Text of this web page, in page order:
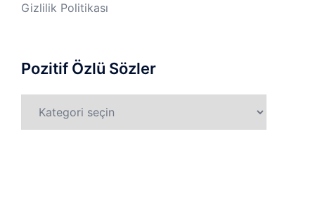
Gizlilik Politikası
Pozitif Özlü Sözler